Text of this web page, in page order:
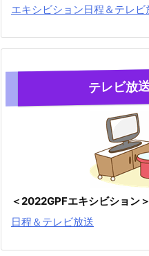
エキシビション日程＆テレビ
テレビ放
＜2022GPFエキシビション＞
日程＆テレビ放送